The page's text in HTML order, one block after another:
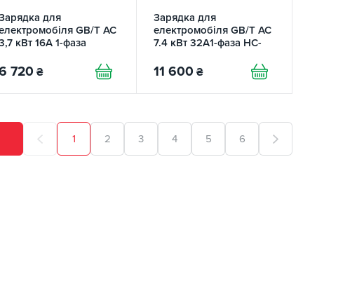
для
GB/T AC
кВт 16А 1-фаза
720 ₴
Зарядка для
електромобіля GB/T AC
7.4 кВт 32A1-фаза HC-
11 600 ₴
1 2 3 4 5 6